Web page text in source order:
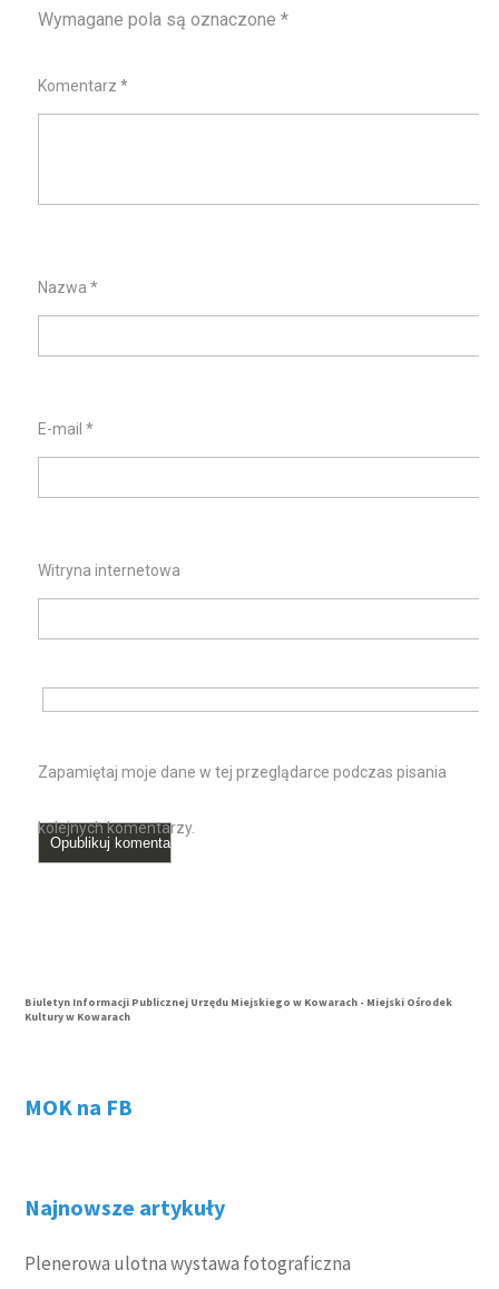
Wymagane pola są oznaczone*
Komentarz*
Nazwa*
E-mail*
Witryna internetowa
Zapamiętaj moje dane w tej przeglądarce podczas pisania
kolejnych komentarzy.
Biuletyn Informacji Publicznej Urzędu Miejskiego w Kowarach - Miejski Ośrodek
Kultury w Kowarach
MOK na FB
Najnowsze artykuły
Plenerowa ulotna wystawa fotograficzna